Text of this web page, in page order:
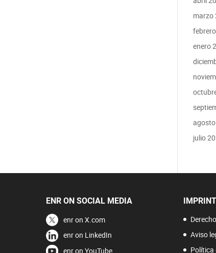
marzo
enero
julio
ENR ON SOCIAL MEDIA
enr on X.com
enr on LinkedIn
enr on YouTube
Aviso
Política